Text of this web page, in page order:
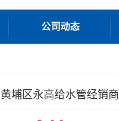
公司动态
黄埔区永高给水管经销商